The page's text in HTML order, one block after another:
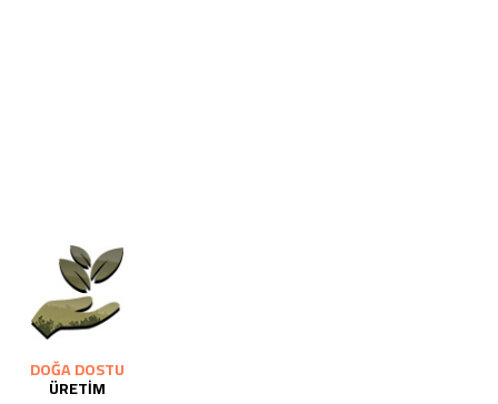
DOĞA DOSTU
ÜRETİM